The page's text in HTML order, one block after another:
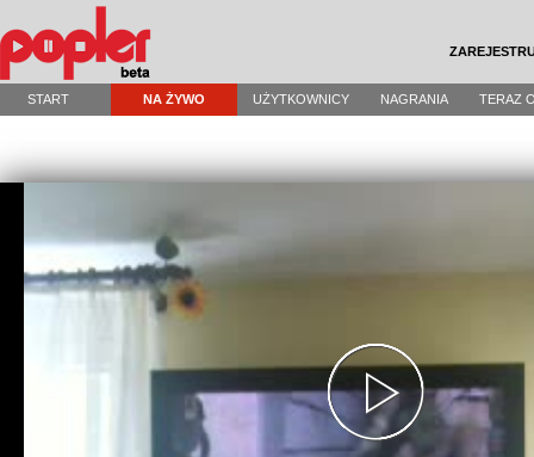
START NA ŻYWO UŻYTKOWNICY NAGRANIA TERAZ